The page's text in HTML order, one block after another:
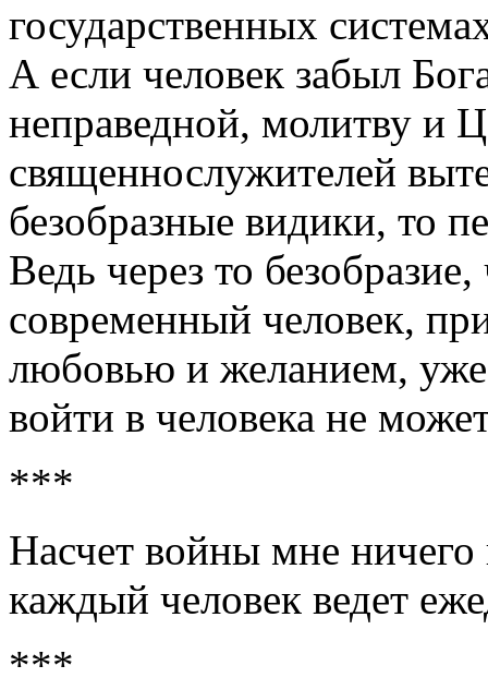
государственных
А если человек забыл
неправедной, молитву и
священнослужителей
безобразные видики, то
Ведь через то
современный человек,
любовью и желанием,
войти в человека не
***
Насчет войны мне ничего
каждый человек ведет
***